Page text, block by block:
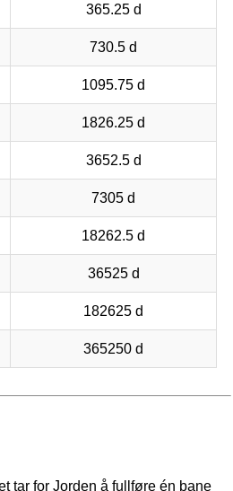
365.25 d
730.5 d
1095.75 d
1826.25 d
3652.5 d
7305 d
18262.5 d
36525 d
182625 d
365250 d
tar for Jorden å fullføre én bane